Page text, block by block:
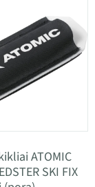
ATOMIC
SKI FIX